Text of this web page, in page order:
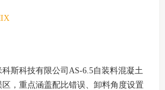
斯科技有限公司AS-6.5自装料混凝土
，重点涵盖配比错误、卸料角度设置